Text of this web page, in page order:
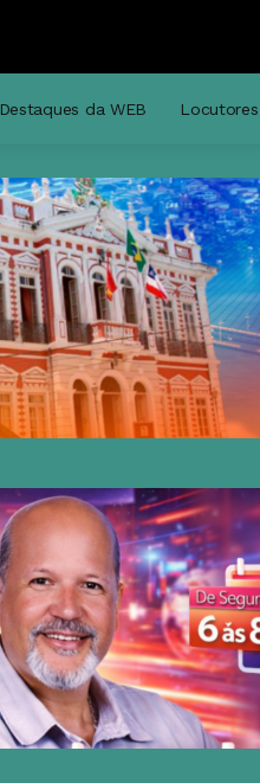
Destaques da WEB Locutores